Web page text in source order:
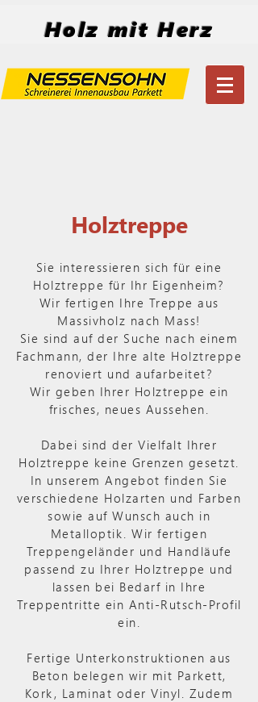
Holz mit Herz
Holztreppe
Sie interessieren sich für eine
Holztreppe für Ihr Eigenheim?
Wir fertigen Ihre Treppe aus
Massivholz nach Mass!
Sie sind auf der Suche nach einem
Fachmann, der Ihre alte Holztreppe
renoviert und aufarbeitet?
Wir geben Ihrer Holztreppe ein
frisches, neues Aussehen.
Dabei sind der Vielfalt Ihrer
Holztreppe keine Grenzen gesetzt.
In unserem Angebot finden Sie
verschiedene Holzarten und Farben
sowie auf Wunsch auch in
Metalloptik. Wir fertigen
Treppengeländer und Handläufe
passend zu Ihrer Holztreppe und
lassen bei Bedarf in Ihre
Treppentritte ein Anti-Rutsch-Profil
ein.
Fertige Unterkonstruktionen aus
Beton belegen wir mit Parkett,
Kork, Laminat oder Vinyl. Zudem